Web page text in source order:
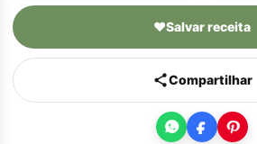
♥Salvar receita
Compartilhar